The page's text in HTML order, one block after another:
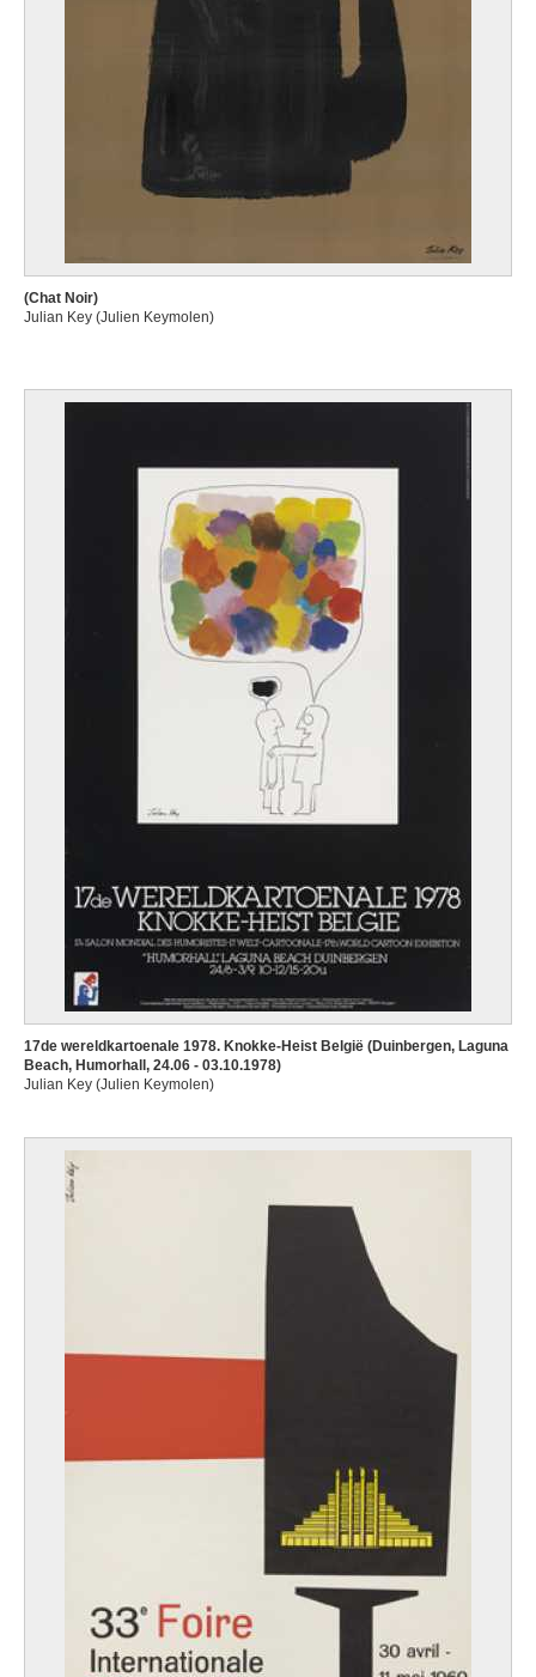
(Chat Noir)
Julian Key (Julien Keymolen)
17de wereldkartoenale 1978. Knokke-Heist België (Duinbergen, Laguna
Beach, Humorhall, 24.06 - 03.10.1978)
Julian Key (Julien Keymolen)